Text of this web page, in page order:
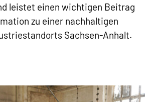
leistet einen wichtigen Beitrag
zu einer nachhaltigen
Sachsen-Anhalt.